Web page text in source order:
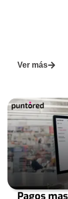
Ver más
Pagos